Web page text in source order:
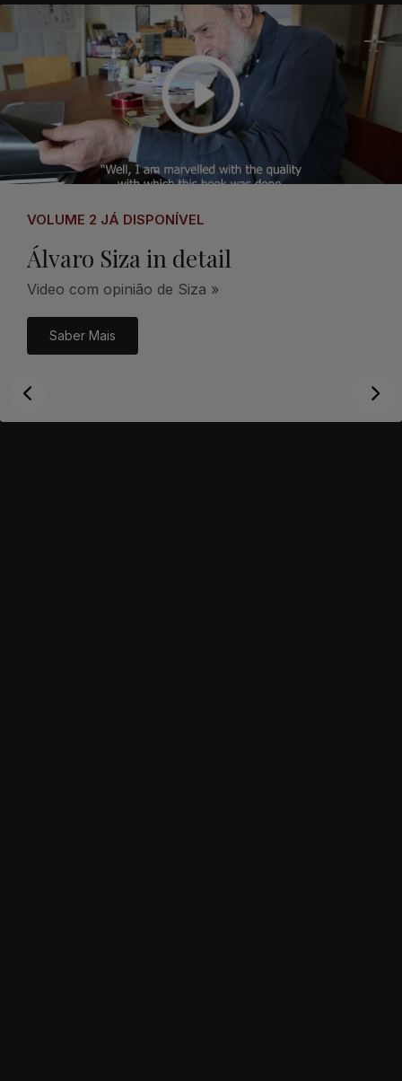
VOLUME 2 JÁ DISPONÍVEL
Álvaro Siza in detail
Video com opinião de Siza »
Saber Mais